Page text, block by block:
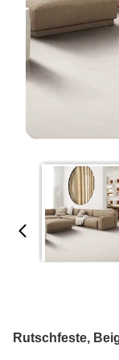
Rutschfeste,